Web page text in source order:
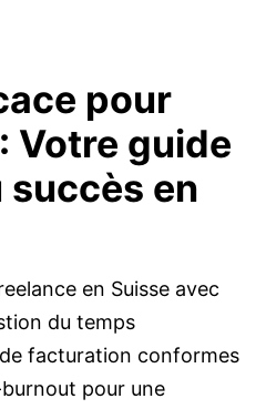
pour
Votre guide
succès en
en Suisse avec
du temps
facturation conformes
pour une